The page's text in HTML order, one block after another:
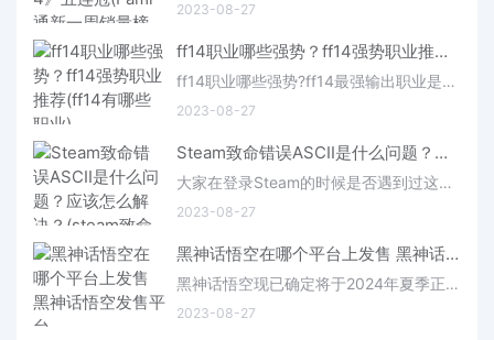
2023-08-27
ff14职业哪些强势？ff14强势职业推荐(ff14有哪些职业)
ff14职业哪些强势?ff14最强输出职业是什么?ff14职业强度各有不同，下面玩咖宝典为各位整理出ff14强势职业推荐，希望可以帮助到你。
2023-08-27
Steam致命错误ASCII是什么问题？应该怎么解决？(steam致命错误failed to load)
大家在登录Steam的时候是否遇到过这样一个问题，出现致命错误的弹窗，显示Steam 在该 Windows 版本上无法从含有非 ASCII 字符的文件夹路径运行。请重新安装 Steam 至默认文件夹，或将其安装于 Windows 7 及更高版本上。那么这种情况是什么意思呢，我们遇到这种问题又应该如何解决呢，今天玩咖宝典小编就给大家带来详细的解决方法。
2023-08-27
​​​​​​​黑神话悟空在哪个平台上发售 ​​​​​​​黑神话悟空发售平台
黑神话悟空现已确定将于2024年夏季正式发售，在看了黑神话悟空的试玩会后许多玩家也都吃了定心丸，煎熬的等待着黑神话悟空的发售。但部分玩家还不知道黑神话悟空在哪个平台上发售?本期玩咖宝典就带大家来看看黑神话悟空的发售平台。
2023-08-27